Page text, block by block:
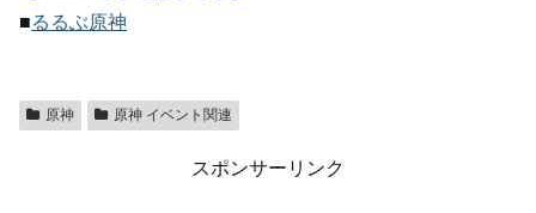
■るるぶ原神
原神 原神 イベント関連
スポンサーリンク